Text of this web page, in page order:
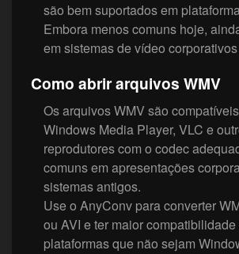
são bem suportados em
Embora menos comuns hoje,
em sistemas de vídeo
Como abrir arquivos WMV
Os arquivos WMV são
Windows Media Player, VLC e
reprodutores com o codec
comuns em apresentações
sistemas antigos.
Use o AnyConv para converter
ou AVI e ter maior compatibilidade
plataformas que não sejam